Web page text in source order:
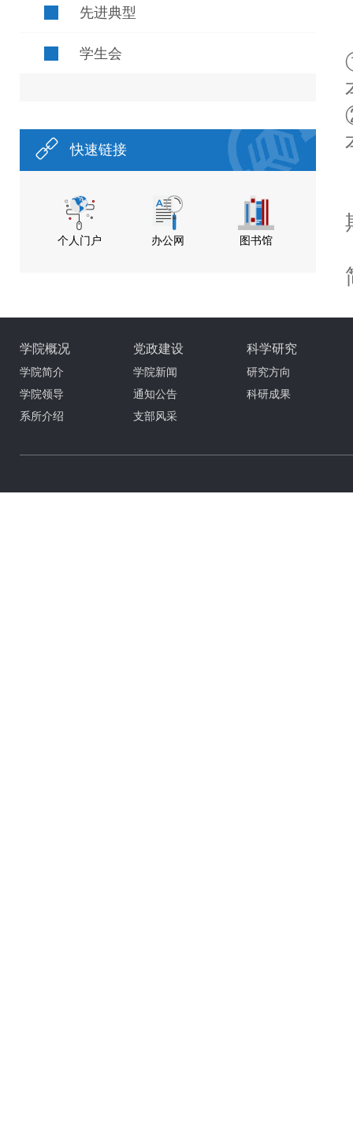
先进典型
学生会
快速链接
个人门户 办公网 图书馆
学院概况
学院简介
学院领导
系所介绍
党政建设
学院新闻
通知公告
支部风采
科学研究
研究方向
科研成果